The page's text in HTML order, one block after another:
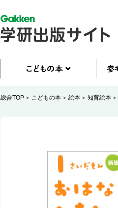
総合TOP こどもの本 絵本 知育絵本